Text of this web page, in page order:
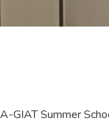
GIAT Summer